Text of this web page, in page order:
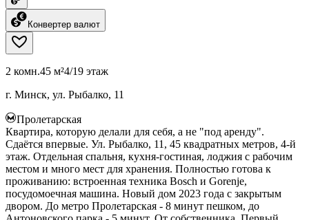
Конвертер валют
2 комн.45 м²4/19 этаж
г. Минск, ул. Рыбалко, 11
Пролетарская
Квартира, которую делали для себя, а не "под аренду".
Сдаётся впервые. Ул. Рыбалко, 11, 45 квадратных метров, 4-й
этаж. Отдельная спальня, кухня-гостиная, лоджия с рабочим
местом и много мест для хранения. Полностью готова к
проживанию: встроенная техника Bosch и Gorenje,
посудомоечная машина. Новый дом 2023 года с закрытым
двором. До метро Пролетарская - 8 минут пешком, до